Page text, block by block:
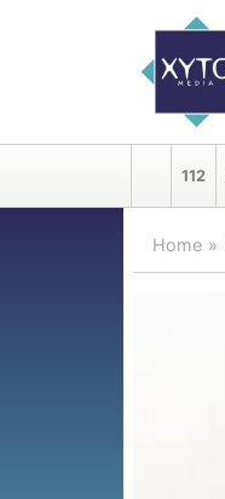
112
Home